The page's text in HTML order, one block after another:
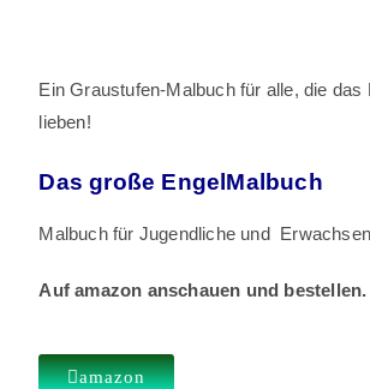
Ein Graustufen-Malbuch für alle, die das
lieben!
Das große EngelMalbuch
Malbuch für Jugendliche und
Auf amazon anschauen und bestellen.
amazon